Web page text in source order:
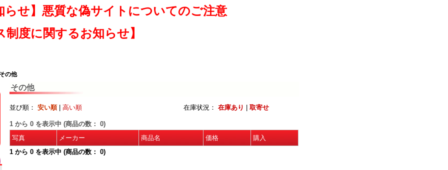
らせ】悪質な偽サイトについてのご注意
度に関するお知らせ】
の他
その他
並び順： 安い順| 高い順 在庫状況： 在庫あり 取寄せ
1 から 0 を表示中 (商品の数： 0)
写真
メーカー 商品名 価格
購入
1 から 0 を表示中 (商品の数： 0)